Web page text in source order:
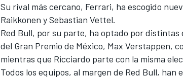
FÓRMULA E
Su rival más cercano, Ferrari, ha escogido
Raikkonen y Sebastian Vettel.
Red Bull, por su parte, ha optado por
del Gran Premio de México, Max Verstappen,
mientras que Ricciardo parte con la misma
Todos los equipos, al margen de Red Bull, han